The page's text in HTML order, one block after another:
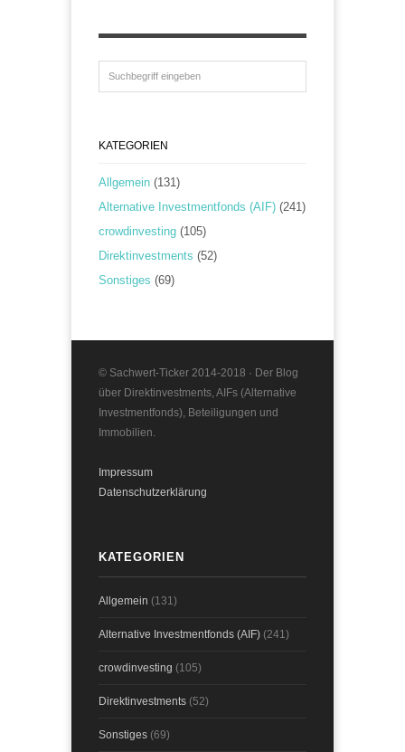
KATEGORIEN
Allgemein (131)
Alternative Investmentfonds (AIF) (241)
crowdinvesting (105)
Direktinvestments (52)
Sonstiges (69)
© Sachwert-Ticker 2014-2018 · Der Blog
über Direktinvestments, AIFs (Alternative
Investmentfonds), Beteiligungen und
Immobilien.
Impressum
Datenschutzerklärung
KATEGORIEN
Allgemein (131)
Alternative Investmentfonds (AIF) (241)
crowdinvesting (105)
Direktinvestments (52)
Sonstiges (69)